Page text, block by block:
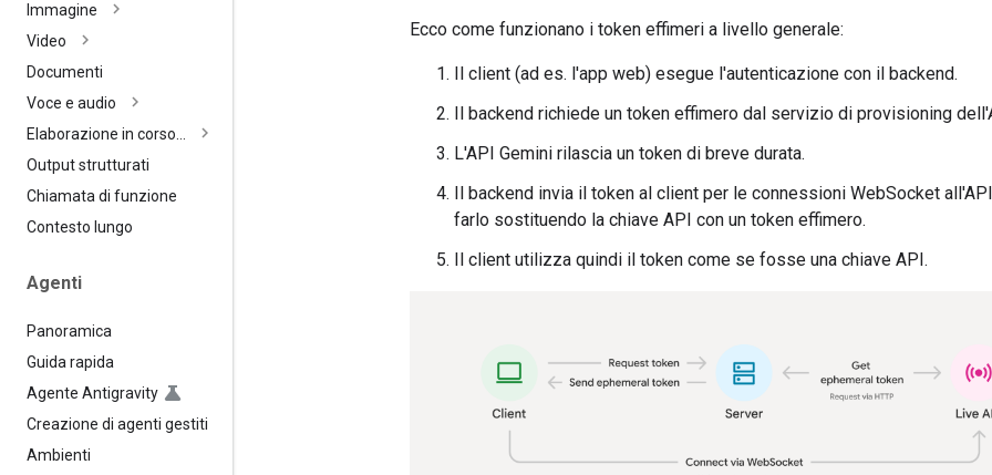
Immagine
Video
Documenti
Voce e audio
Elaborazione in corso…
Output strutturati
Chiamata di funzione
Contesto lungo
Agenti
Panoramica
Guida rapida
Agente Antigravity
Creazione di agenti gestiti
Ambienti
Ecco come funzionano i token effimeri a livello generale:
Il client (ad es. l'app web) esegue l'autenticazione con il backend.
Il backend richiede un token effimero dal servizio di provisioning
L'API Gemini rilascia un token di breve durata.
Il backend invia il token al client per le connessioni WebSocket
farlo sostituendo la chiave API con un token effimero.
Il client utilizza quindi il token come se fosse una chiave API.